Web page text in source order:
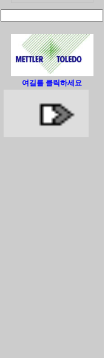
여길를 클릭하세요